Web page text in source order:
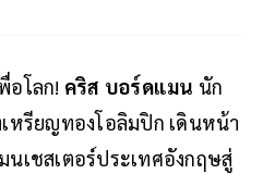
อโลก! คริส บอร์ดแมน นัก
หรียญทองโอลิมปิก เดินหน้า
นเชสเตอร์ประเทศอังกฤษสู่